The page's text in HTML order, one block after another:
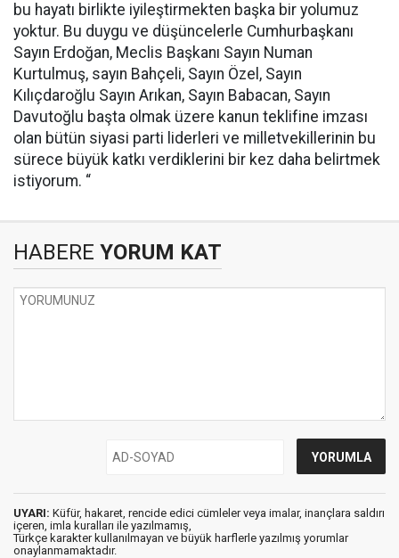
bu hayatı birlikte iyileştirmekten başka bir yolumuz
yoktur. Bu duygu ve düşüncelerle Cumhurbaşkanı
Sayın Erdoğan, Meclis Başkanı Sayın Numan
Kurtulmuş, sayın Bahçeli, Sayın Özel, Sayın
Kılıçdaroğlu Sayın Arıkan, Sayın Babacan, Sayın
Davutoğlu başta olmak üzere kanun teklifine imzası
olan bütün siyasi parti liderleri ve milletvekillerinin bu
sürece büyük katkı verdiklerini bir kez daha belirtmek
istiyorum. “
HABERE YORUM KAT
UYARI: Küfür, hakaret, rencide edici cümleler veya imalar, inançlara saldırı
içeren, imla kuralları ile yazılmamış,
Türkçe karakter kullanılmayan ve büyük harflerle yazılmış yorumlar
onaylanmamaktadır.